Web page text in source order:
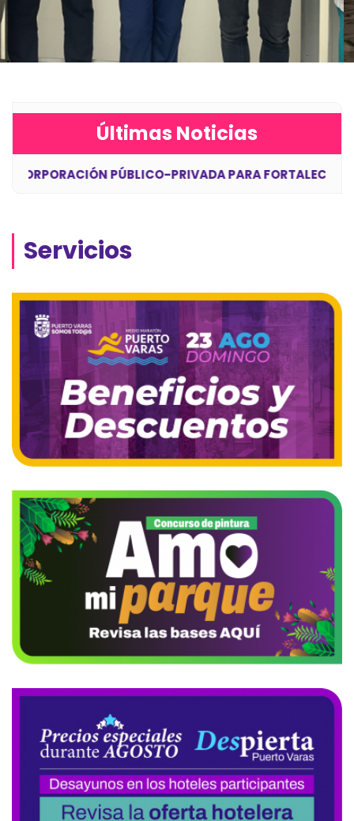
Últimas Noticias
PRIVADA PARA FORTALECER PROMOCIÓN TURÍSTICA
Servicios